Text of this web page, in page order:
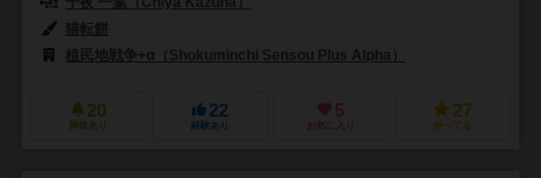
猫転餅
植民地戦争+α（Shokuminchi Sensou Plus Alpha）
20
興味あり
22
経験あり
5
お気に入り
27
持ってる